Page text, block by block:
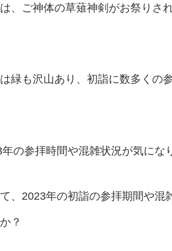
、ご神体の草薙神剣がお祭りさ
緑も沢山あり、初詣に数多くの
の参拝時間や混雑状況が気にな
、2023年の初詣の参拝期間や混
？